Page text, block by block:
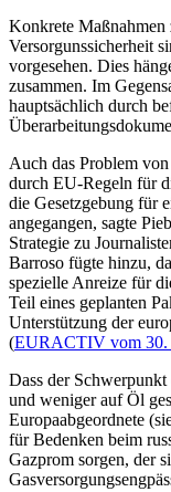
Konkrete Maßnahmen
Versorgunssicherheit
vorgesehen. Dies
zusammen. Im
hauptsächlich durch
Auch das Problem
durch EU-Regeln für
die Gesetzgebung für
angegangen, sagte
Strategie zu
Barroso fügte hinzu,
spezielle Anreize für
Teil eines geplanten
Unterstützung der
(EURACTIV vom 30.
Dass der Schwerpunkt
und weniger auf Öl
Europaabgeordnete
für Bedenken beim
Gazprom sorgen, der